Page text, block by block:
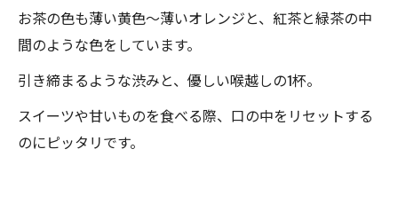
お茶の色も薄い黄色〜薄いオレンジと、紅茶と緑茶の中
間のような色をしています。
引き締まるような渋みと、優しい喉越しの1杯。
スイーツや甘いものを食べる際、口の中をリセットする
のにピッタリです。